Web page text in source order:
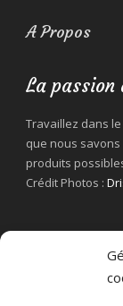
A Propos
La
Travaillez dans
que nous
produits
Crédit Photos :